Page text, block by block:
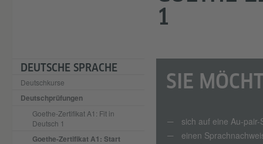
DEUTSCHE SPRACHE
Deutschkurse
Deutschprüfungen
Goethe-Zertifikat A1: Fit in
Deutsch 1
Goethe-Zertifikat A1: Start
1
SIE
sich auf eine Au-
einen